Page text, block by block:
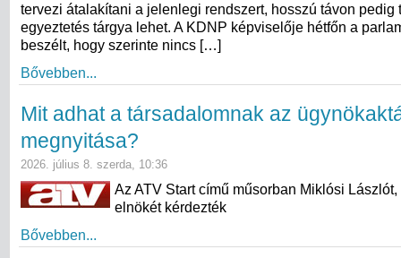
tervezi átalakítani a jelenlegi rendszert, hosszú távon pedig
egyeztetés tárgya lehet. A KDNP képviselője hétfőn a
beszélt, hogy szerinte nincs […]
Bővebben...
Mit adhat a társadalomnak az
megnyitása?
2026. július 8. szerda, 10:36
Az ATV Start című műsorban Miklósi Lászlót,
elnökét kérdezték
Bővebben...